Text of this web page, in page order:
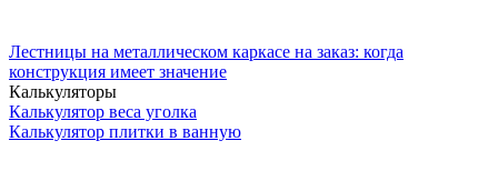
Лестницы на металлическом каркасе на заказ: когда
конструкция имеет значение
Калькуляторы
Калькулятор веса уголка
Калькулятор плитки в ванную